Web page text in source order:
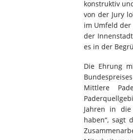
konstruktiv
von der Jury
im Umfeld
der
es in der
Die Ehrung
Mittlere
Jahren in die
haben“, sagt